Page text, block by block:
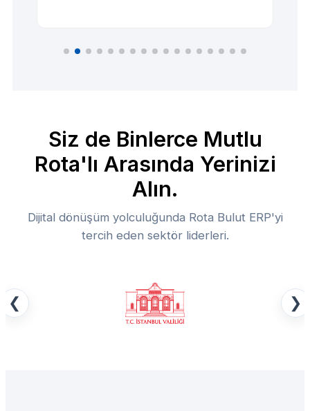
Siz de Binlerce Mutlu
Rota'lı Arasında Yerinizi
Alın.
Dijital dönüşüm yolculuğunda Rota Bulut ERP'yi
tercih eden sektör liderleri.
❮ ❯